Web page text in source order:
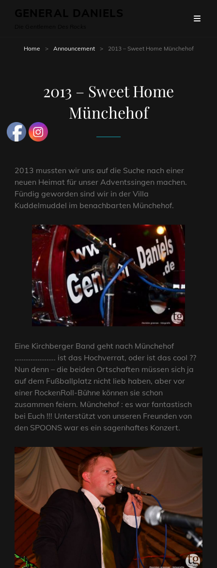
Home > Announcement > 2013 – Sweet Home Münchehof
2013 – Sweet Home
Münchehof
2013 mussten wir uns auf die Suche nach einer
neuen Heimat für unser Adventssingen machen.
Fündig geworden sind wir in der Villa
Kuddelmuddel im benachbarten Münchehof.
Eine Kirchberger Band geht nach Münchehof
………………….. ist das Hochverrat, oder ist das cool ??
Nun denn – die beiden Ortschaften müssen sich ja
auf dem Fußballplatz nicht lieb haben, aber vor
einer RockenRoll-Bühne können sie schon
zusammen feiern. Münchehof : es war fantastisch
bei Euch !!! Unterstützt von unseren Freunden von
den SPOONS war es ein sagenhaftes Konzert.